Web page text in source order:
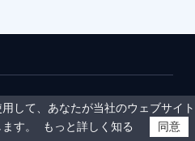
All rights reserved.
リシー
| 利用規約
して、あなたが当社のウェブサイト
す。
もっと詳しく知る 同意